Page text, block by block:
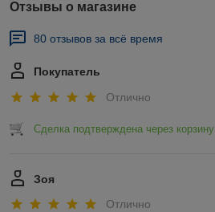
Отзывы о магазине
80 отзывов за всё время
Покупатель
Отлично
Сделка подтверждена через корзину
Зоя
Отлично